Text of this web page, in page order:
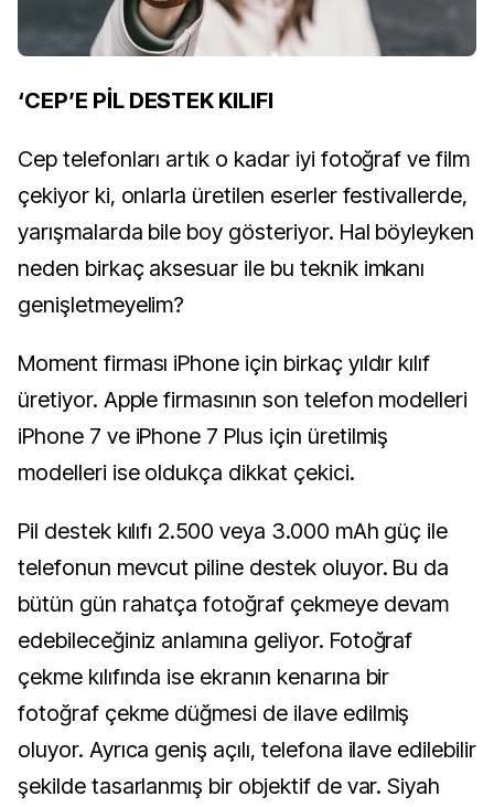
‘CEP’E PİL DESTEK KILIFI
Cep telefonları artık o kadar iyi fotoğraf ve film
çekiyor ki, onlarla üretilen eserler festivallerde,
yarışmalarda bile boy gösteriyor. Hal böyleyken
neden birkaç aksesuar ile bu teknik imkanı
genişletmeyelim?
Moment firması iPhone için birkaç yıldır kılıf
üretiyor. Apple firmasının son telefon modelleri
iPhone 7 ve iPhone 7 Plus için üretilmiş
modelleri ise oldukça dikkat çekici.
Pil destek kılıfı 2.500 veya 3.000 mAh güç ile
telefonun mevcut piline destek oluyor. Bu da
bütün gün rahatça fotoğraf çekmeye devam
edebileceğiniz anlamına geliyor. Fotoğraf
çekme kılıfında ise ekranın kenarına bir
fotoğraf çekme düğmesi de ilave edilmiş
oluyor. Ayrıca geniş açılı, telefona ilave edilebilir
şekilde tasarlanmış bir objektif de var. Siyah